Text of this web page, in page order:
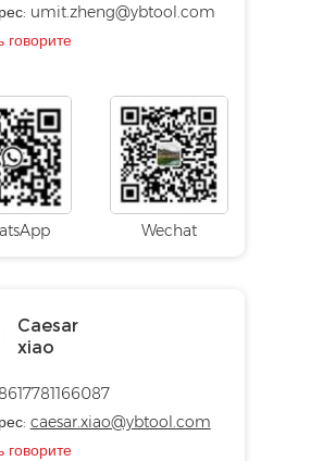
umit.zheng@ybtool.com
говорите
Wechat
Caesar
xiao
caesar.xiao@ybtool.com
говорите